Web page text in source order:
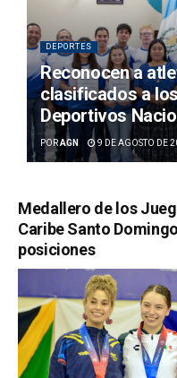
DEPORTES
Reconocen a
clasificados a
Deportivos
PORAGN 9 DE AGOSTO DE
Medallero de los
Caribe Santo
posiciones